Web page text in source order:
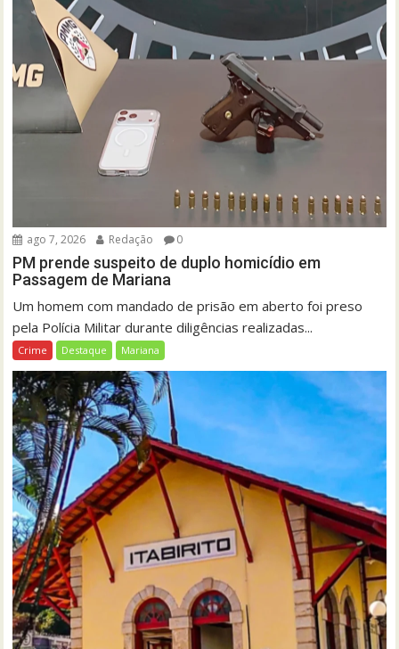
ago 7, 2026 Redação 0
PM prende suspeito de duplo homicídio em
Passagem de Mariana
Um homem com mandado de prisão em aberto foi preso
pela Polícia Militar durante diligências realizadas...
Crime Destaque Mariana